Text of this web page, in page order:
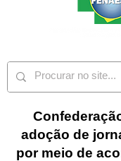
adoção de
por meio de